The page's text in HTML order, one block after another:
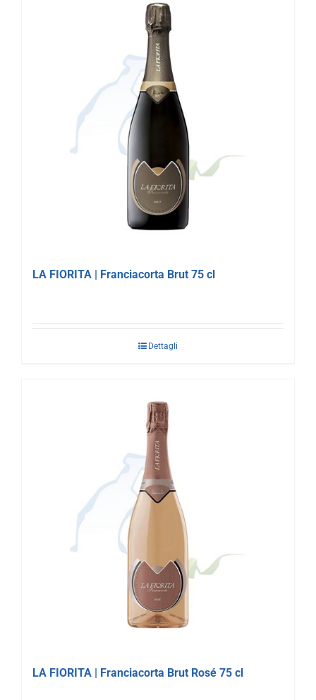
LA FIORITA | Franciacorta Brut 75 cl
Dettagli
LA FIORITA | Franciacorta Brut Rosé 75 cl